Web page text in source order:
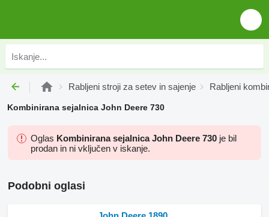
Rabljeni stroji za setev in sajenje Rabljeni
Kombinirana sejalnica John Deere 730
Oglas Kombinirana sejalnica John Deere 730 je bil
prodan in ni vključen v iskanje.
Podobni oglasi